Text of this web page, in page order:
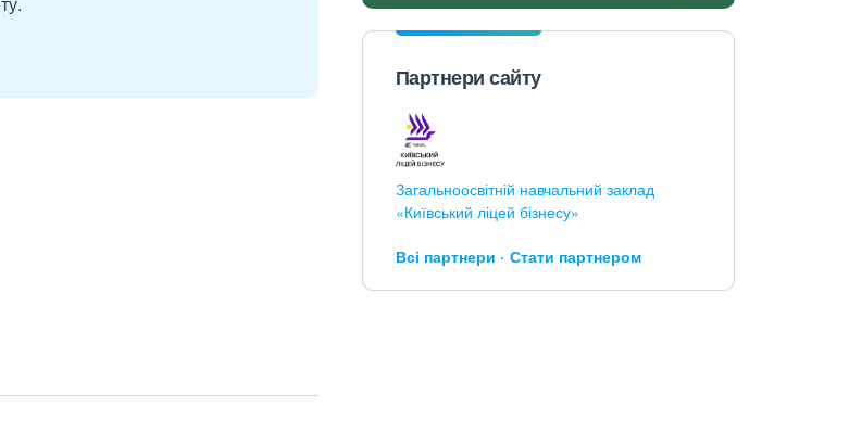
Партнери сайту
Загальноосвітній навчальний заклад
«Київський ліцей бізнесу»
Всі партнери Стати партнером